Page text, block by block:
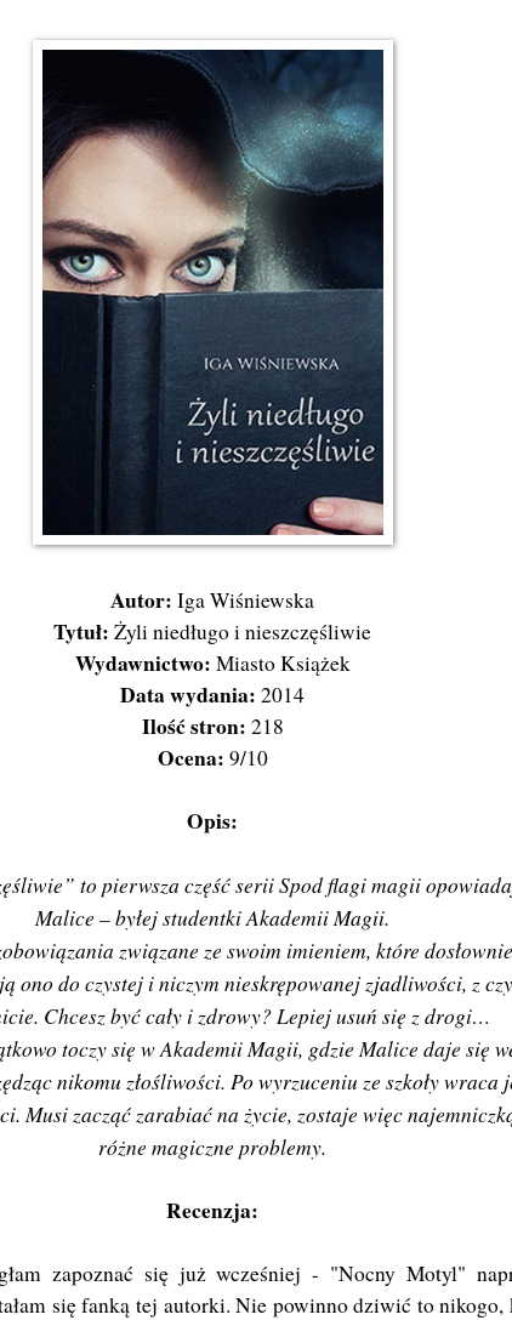
Autor: Iga Wiśniewska
Tytuł: Żyli niedługo i nieszczęśliwie
Wydawnictwo: Miasto Książek
Data wydania: 2014
Ilość stron: 218
Ocena: 9/10
Opis:
to pierwsza część serii Spod flagi magii
Malice – byłej studentki Akademii Magii.
związane ze swoim imieniem, które
ono do czystej i niczym nieskrępowanej zjadliwości, z
Chcesz być cały i zdrowy? Lepiej usuń się z drogi…
toczy się w Akademii Magii, gdzie Malice daje się
nikomu złośliwości. Po wyrzuceniu ze szkoły wraca
Musi zacząć zarabiać na życie, zostaje więc
różne magiczne problemy.
Recenzja:
zapoznać się już wcześniej - "Nocny Motyl"
się fanką tej autorki. Nie powinno dziwić to